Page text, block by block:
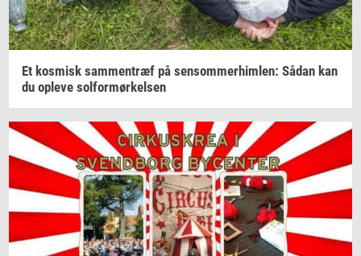
Et kos­misk sam­men­træf på sen­som­mer­him­len: Sådan kan
du op­le­ve sol­for­mør­kel­sen